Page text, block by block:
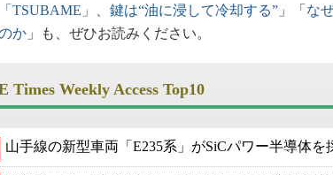
TSUBAME」、鍵は“油に浸して冷却する” 」「 な
か 」も、ぜひお読みください。
Times Weekly Access Top10
山手線の新型車両「E235系」がSiCパワー半導体を